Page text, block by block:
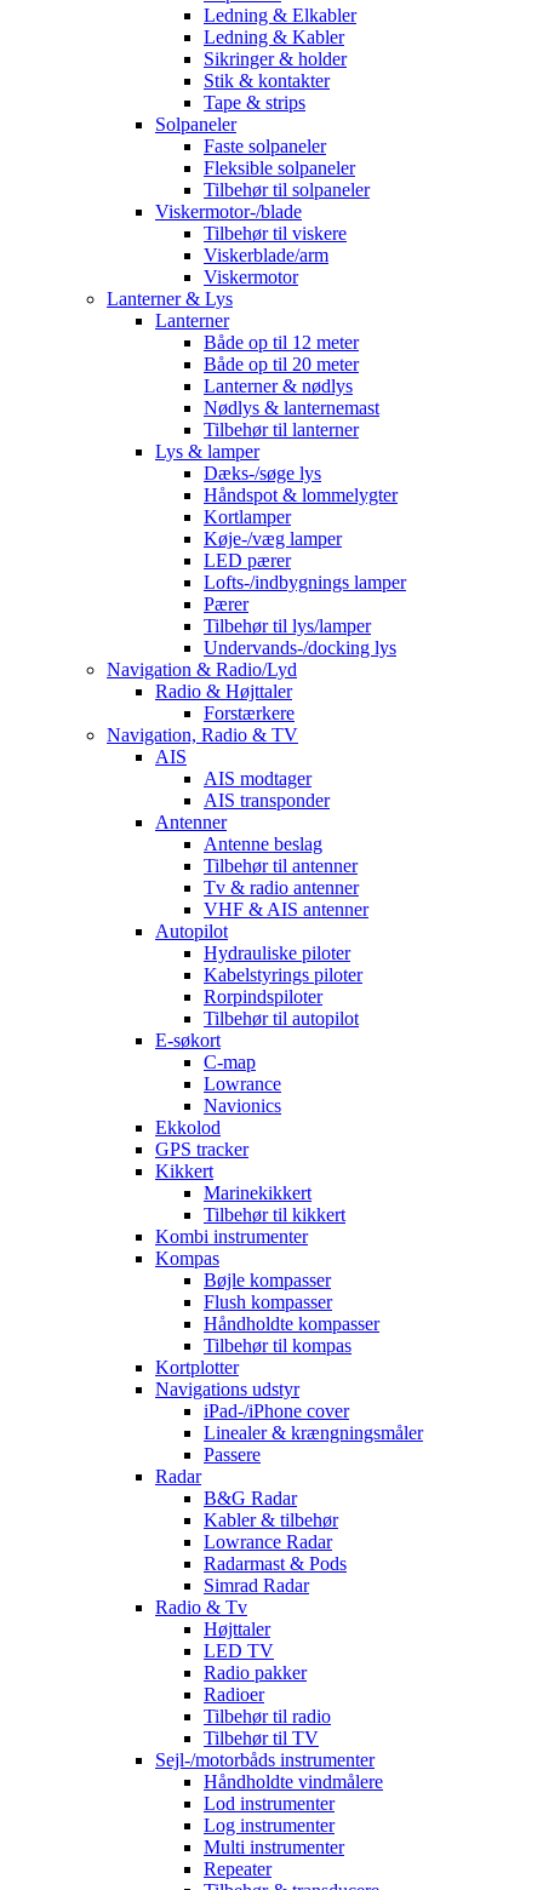
Ledning & Elkabler
Ledning & Kabler
Sikringer & holder
Stik & kontakter
Tape & strips
Solpaneler
Faste solpaneler
Fleksible solpaneler
Tilbehør til solpaneler
Viskermotor-/blade
Tilbehør til viskere
Viskerblade/arm
Viskermotor
Lanterner & Lys
Lanterner
Både op til 12 meter
Både op til 20 meter
Lanterner & nødlys
Nødlys & lanternemast
Tilbehør til lanterner
Lys & lamper
Dæks-/søge lys
Håndspot & lommelygter
Kortlamper
Køje-/væg lamper
LED pærer
Lofts-/indbygnings lamper
Pærer
Tilbehør til lys/lamper
Undervands-/docking lys
Navigation & Radio/Lyd
Radio & Højttaler
Forstærkere
Navigation, Radio & TV
AIS
AIS modtager
AIS transponder
Antenner
Antenne beslag
Tilbehør til antenner
Tv & radio antenner
VHF & AIS antenner
Autopilot
Hydrauliske piloter
Kabelstyrings piloter
Rorpindspiloter
Tilbehør til autopilot
E-søkort
C-map
Lowrance
Navionics
Ekkolod
GPS tracker
Kikkert
Marinekikkert
Tilbehør til kikkert
Kombi instrumenter
Kompas
Bøjle kompasser
Flush kompasser
Håndholdte kompasser
Tilbehør til kompas
Kortplotter
Navigations udstyr
iPad-/iPhone cover
Linealer & krængningsmåler
Passere
Radar
B&G Radar
Kabler & tilbehør
Lowrance Radar
Radarmast & Pods
Simrad Radar
Radio & Tv
Højttaler
LED TV
Radio pakker
Radioer
Tilbehør til radio
Tilbehør til TV
Sejl-/motorbåds instrumenter
Håndholdte vindmålere
Lod instrumenter
Log instrumenter
Multi instrumenter
Repeater